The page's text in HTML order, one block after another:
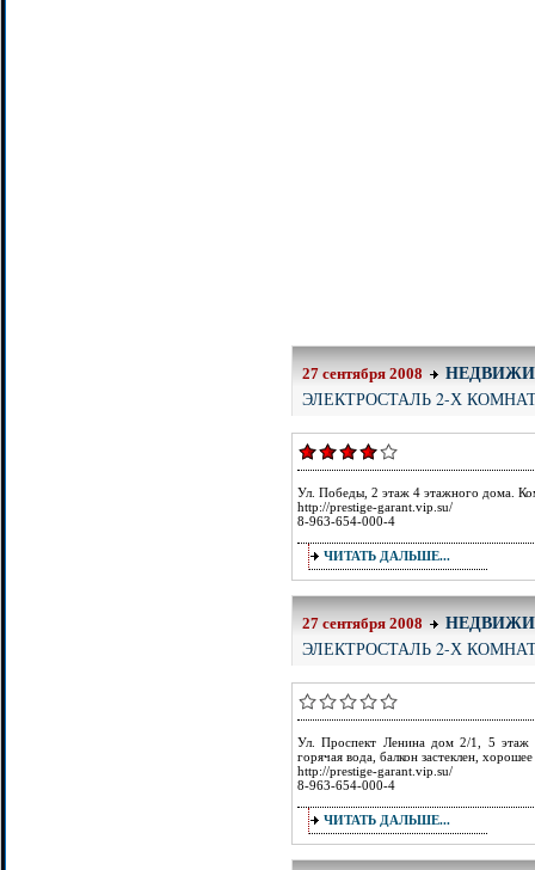
27 сентября 2008
ЭЛЕКТРОСТАЛЬ 2-Х
Ул. Победы, 2 этаж 4 этажного дома.
http://prestige-garant.vip.su/
8-963-654-000-4
ЧИТАТЬ ДАЛЬШЕ...
27 сентября 2008
ЭЛЕКТРОСТАЛЬ 2-Х
Ул. Проспект Ленина дом 2/1, 5 этаж
горячая вода, балкон застеклен,
http://prestige-garant.vip.su/
8-963-654-000-4
ЧИТАТЬ ДАЛЬШЕ...